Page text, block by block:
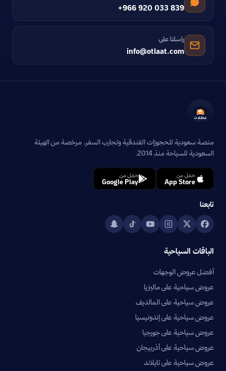
+966 920 033 839
راسلنا على
info@otlaat.com
منصة سعودية للحجوزات الفندقية وتجارب السفر. مرخصة من الهيئة
السعودية للسياحة منذ 2014.
حمّل من
App Store
حمّل من
Google Play
تابعنا
الباقات السياحية
أفضل عروض الوجهات
عروض سياحية على ماليزيا
عروض سياحية على المالديف
عروض سياحية على إندونيسيا
عروض سياحية على جورجيا
عروض سياحية على أذربيجان
عروض سياحية على تايلاند